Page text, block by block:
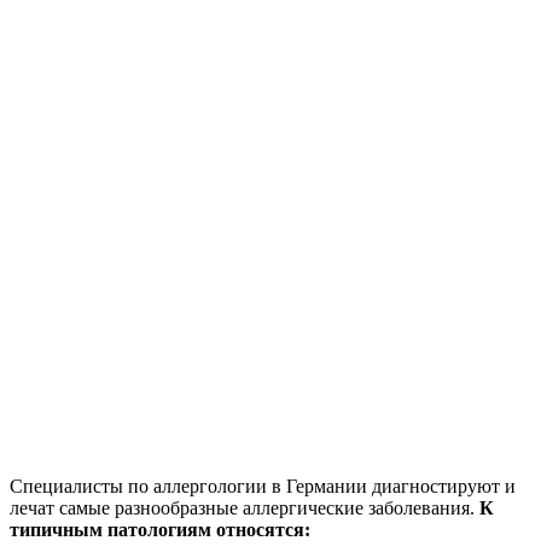
Специалисты по аллергологии в Германии диагностируют и
лечат самые разнообразные аллергические заболевания. К
типичным патологиям относятся: